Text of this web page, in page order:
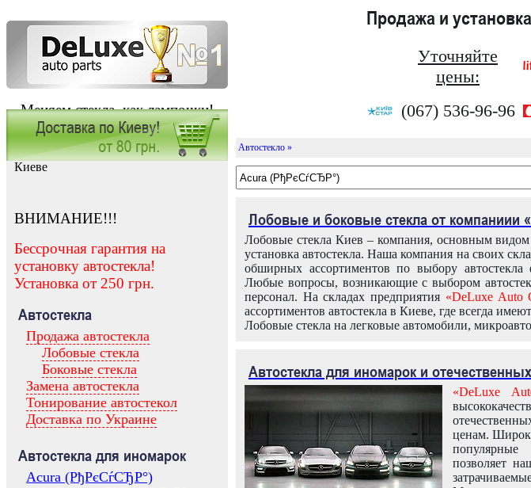
Меняем стекла, как лампочки!
Продажа и
Уточняйте
цены:
(067) 536-96-96
Заказать установку автостекла в
Киеве
ВНИМАНИЕ!!!
Бессрочная гарантия на
установку автостекла!
Установка от 250 грн.
Автостекла
Продажа автостекла
Лобовые стекла
Боковые стекла
Замена автостекла
Тонирование автостекол
Доставка по Украине
Автостекла для иномарок
Acura (РђРєСѓСЂР°)
Автостекло »
Лобовые и боковые стекла от компаниии
Лобовые стекла Киев – компания, основным видом
установка автостекла. Наша компания на своих
обширных ассортиментов по выбору
Любые вопросы, возникающие с выбором
персонал. На складах предприятия «DeLuxe Auto
ассортиментов автостекла в Киеве, где всегда
Лобовые стекла на легковые автомобили,
Автостекла для иномарок и
«DeLuxe
ценам.
позволяет